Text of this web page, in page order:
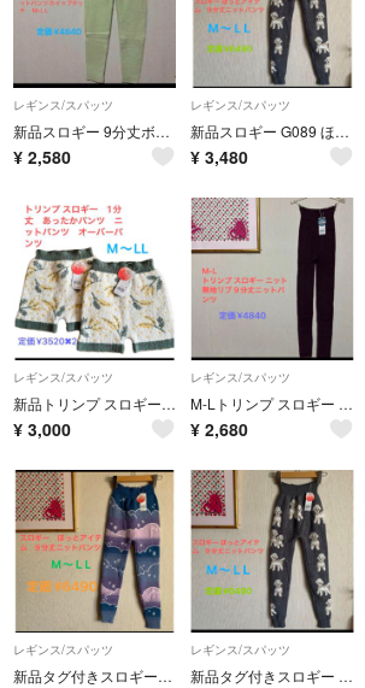
レギンス/スパッツ
新品スロギー 9分丈ボトムふわふわ ニットパンツホイップタッチM-L
¥ 2,580
レギンス/スパッツ
新品スロギー G089 ほっとアイテム 9分丈ニットパンツ グレー M〜LL
¥ 3,480
レギンス/スパッツ
新品トリンプ スロギー 1分丈 あったかパンツ ニットパンツ オーバーパンツ2点
¥ 3,000
レギンス/スパッツ
M-Lトリンプ スロギー ニット無地リブ 9分丈ニットパンツ
¥ 2,680
レギンス/スパッツ
新品タグ付きスロギー ほっとアイテム G064 9分丈ニットパンツ M〜LL
レギンス/スパッツ
新品タグ付きスロギー G089 ほっとアイテム 9分丈ニットパンツ M〜LL